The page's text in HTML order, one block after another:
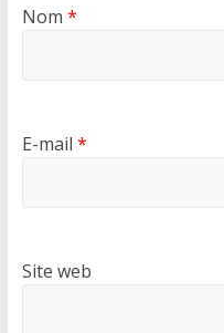
Nom *
E-mail *
Site web